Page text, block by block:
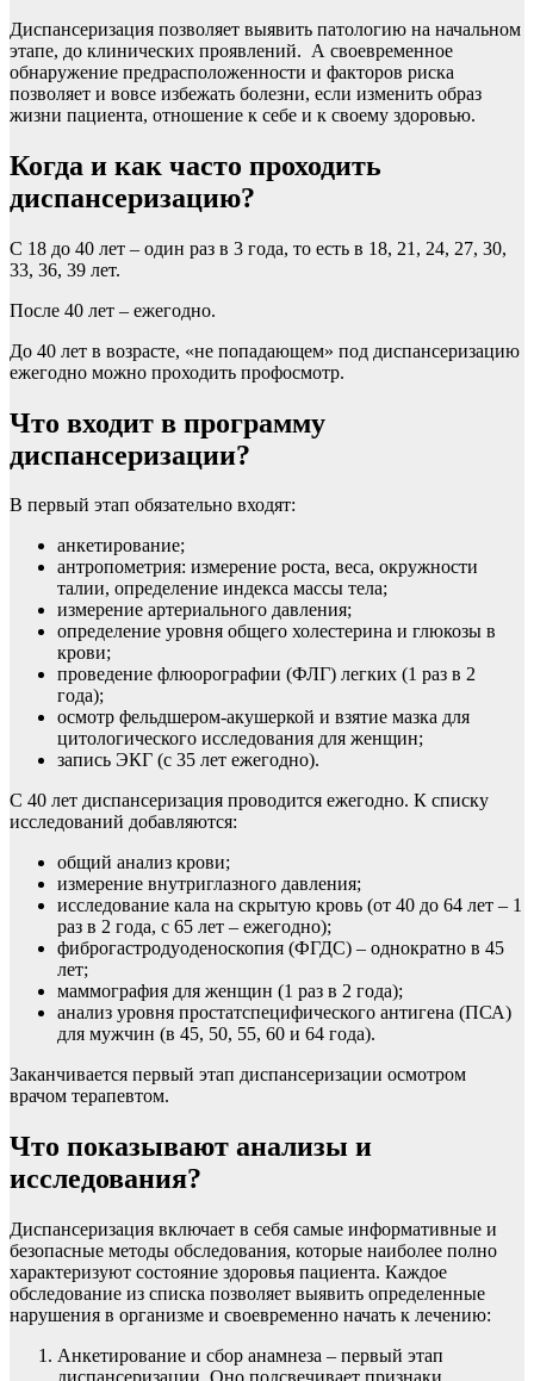
Диспансеризация позволяет выявить патологию на начальном
этапе, до клинических проявлений. А своевременное
обнаружение предрасположенности и факторов риска
позволяет и вовсе избежать болезни, если изменить образ
жизни пациента, отношение к себе и к своему здоровью.
Когда и как часто проходить
диспансеризацию?
С 18 до 40 лет – один раз в 3 года, то есть в 18, 21, 24, 27, 30,
33, 36, 39 лет.
После 40 лет – ежегодно.
До 40 лет в возрасте, «не попадающем» под диспансеризацию
ежегодно можно проходить профосмотр.
Что входит в программу
диспансеризации?
В первый этап обязательно входят:
анкетирование;
антропометрия: измерение роста, веса, окружности
талии, определение индекса массы тела;
измерение артериального давления;
определение уровня общего холестерина и глюкозы в
крови;
проведение флюорографии (ФЛГ) легких (1 раз в 2
года);
осмотр фельдшером-акушеркой и взятие мазка для
цитологического исследования для женщин;
запись ЭКГ (с 35 лет ежегодно).
С 40 лет диспансеризация проводится ежегодно. К списку
исследований добавляются:
общий анализ крови;
измерение внутриглазного давления;
исследование кала на скрытую кровь (от 40 до 64 лет – 1
раз в 2 года, с 65 лет – ежегодно);
фиброгастродуоденоскопия (ФГДС) – однократно в 45
лет;
маммография для женщин (1 раз в 2 года);
анализ уровня простатспецифического антигена (ПСА)
для мужчин (в 45, 50, 55, 60 и 64 года).
Заканчивается первый этап диспансеризации осмотром
врачом терапевтом.
Что показывают анализы и
исследования?
Диспансеризация включает в себя самые информативные и
безопасные методы обследования, которые наиболее полно
характеризуют состояние здоровья пациента. Каждое
обследование из списка позволяет выявить определенные
нарушения в организме и своевременно начать к лечению:
Анкетирование и сбор анамнеза – первый этап